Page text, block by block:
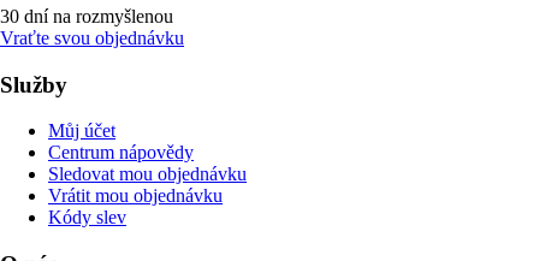
30 dní na rozmyšlenou
Vraťte svou objednávku
Služby
Můj účet
Centrum nápovědy
Sledovat mou objednávku
Vrátit mou objednávku
Kódy slev